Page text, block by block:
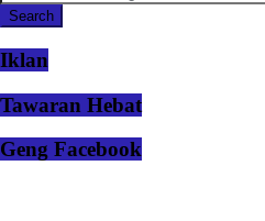
Iklan
Tawaran Hebat
Geng Facebook